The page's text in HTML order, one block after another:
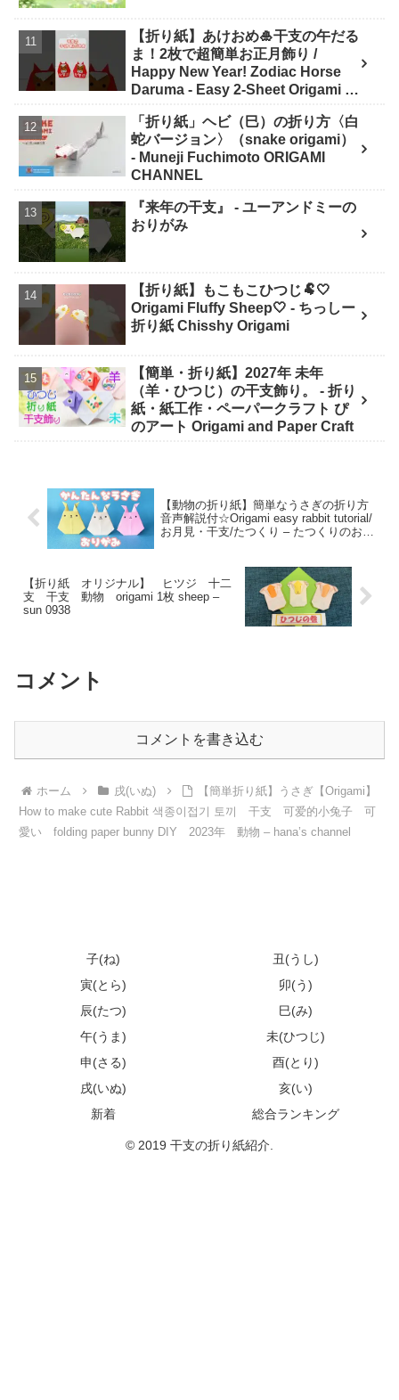
【折り紙】あけおめ🎍干支の午だる
ま！2枚で超簡単お正月飾り /
Happy New Year! Zodiac Horse
Daruma - Easy 2-Sheet Origami -
「折り紙」ヘビ（巳）の折り方〈白
蛇バージョン〉（snake origami）
- Muneji Fuchimoto ORIGAMI
CHANNEL
『来年の干支』 - ユーアンドミーの
おりがみ
【折り紙】もこもこひつじ🐏🤍
Origami Fluffy Sheep🤍 - ちっしー
折り紙 Chisshy Origami
【簡単・折り紙】2027年 未年
（羊・ひつじ）の干支飾り。 - 折り
紙・紙工作・ペーパークラフト ぴ
のアート Origami and Paper Craft
【動物の折り紙】簡単なうさぎの折り方
音声解説付☆Origami easy rabbit tutorial/
お月見・干支/たつくり – たつくりのおり
【折り紙 オリジナル】 ヒツジ 十二
支 干支 動物 origami 1枚 sheep –
sun 0938
コメント
コメントを書き込む
ホーム 戌(いぬ)
【簡単折り紙】うさぎ【Origami】
How to make cute Rabbit 색종이접기 토끼 干支 可爱的小兔子 可
愛い folding paper bunny DIY 2023年 動物 – hana’s channel
子(ね)
丑(うし)
寅(とら)
卯(う)
辰(たつ)
巳(み)
午(うま)
未(ひつじ)
申(さる)
酉(とり)
戌(いぬ)
亥(い)
新着
総合ランキング
© 2019 干支の折り紙紹介.